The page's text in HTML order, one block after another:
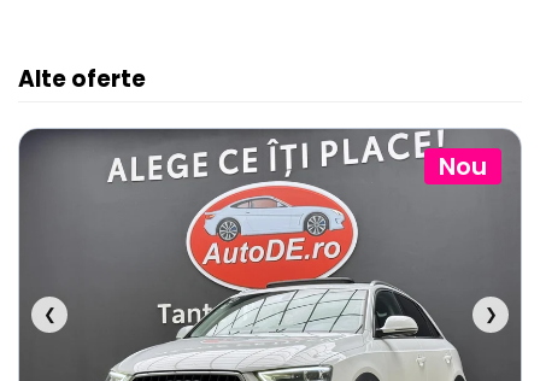
Alte oferte
Nou
❮ ❯